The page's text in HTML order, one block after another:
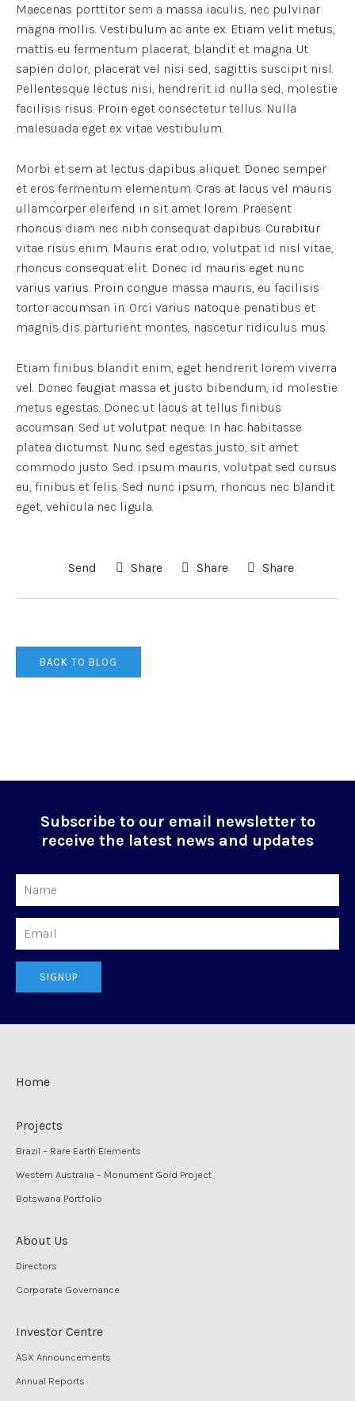
Maecenas porttitor sem a massa iaculis, nec pulvinar
magna mollis. Vestibulum ac ante ex. Etiam velit metus,
mattis eu fermentum placerat, blandit et magna. Ut
sapien dolor, placerat vel nisi sed, sagittis suscipit nisl.
Pellentesque lectus nisi, hendrerit id nulla sed, molestie
facilisis risus. Proin eget consectetur tellus. Nulla
malesuada eget ex vitae vestibulum.
Morbi et sem at lectus dapibus aliquet. Donec semper
et eros fermentum elementum. Cras at lacus vel mauris
ullamcorper eleifend in sit amet lorem. Praesent
rhoncus diam nec nibh consequat dapibus. Curabitur
vitae risus enim. Mauris erat odio, volutpat id nisl vitae,
rhoncus consequat elit. Donec id mauris eget nunc
varius varius. Proin congue massa mauris, eu facilisis
tortor accumsan in. Orci varius natoque penatibus et
magnis dis parturient montes, nascetur ridiculus mus.
Etiam finibus blandit enim, eget hendrerit lorem viverra
vel. Donec feugiat massa et justo bibendum, id molestie
metus egestas. Donec ut lacus at tellus finibus
accumsan. Sed ut volutpat neque. In hac habitasse
platea dictumst. Nunc sed egestas justo, sit amet
commodo justo. Sed ipsum mauris, volutpat sed cursus
eu, finibus et felis. Sed nunc ipsum, rhoncus nec blandit
eget, vehicula nec ligula.
Send Share Share Share
BACK TO BLOG
Subscribe to our email newsletter to
receive the latest news and updates
SIGNUP
Home
Projects
Brazil – Rare Earth Elements
Western Australia – Monument Gold Project
Botswana Portfolio
About Us
Directors
Corporate Governance
Investor Centre
ASX Announcements
Annual Reports